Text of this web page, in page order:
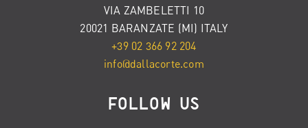
VIA ZAMBELETTI 10
20021 BARANZATE (MI) ITALY
+39 02 366 92 204
info@dallacorte.com
FOLLOW US